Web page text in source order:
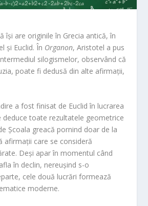
își are originile în Grecia antică, în
și Euclid. În Organon, Aristotel a pus
silogismelor, observând că
poate fi dedusă din alte afirmații,
a fost finisat de Euclid în lucrarea
deduce toate rezultatele geometrice
Școala greacă pornind doar de la
afirmații care se consideră
Deși apar în momentul când
în declin, nereușind s-o
cele două lucrări formează
moderne.